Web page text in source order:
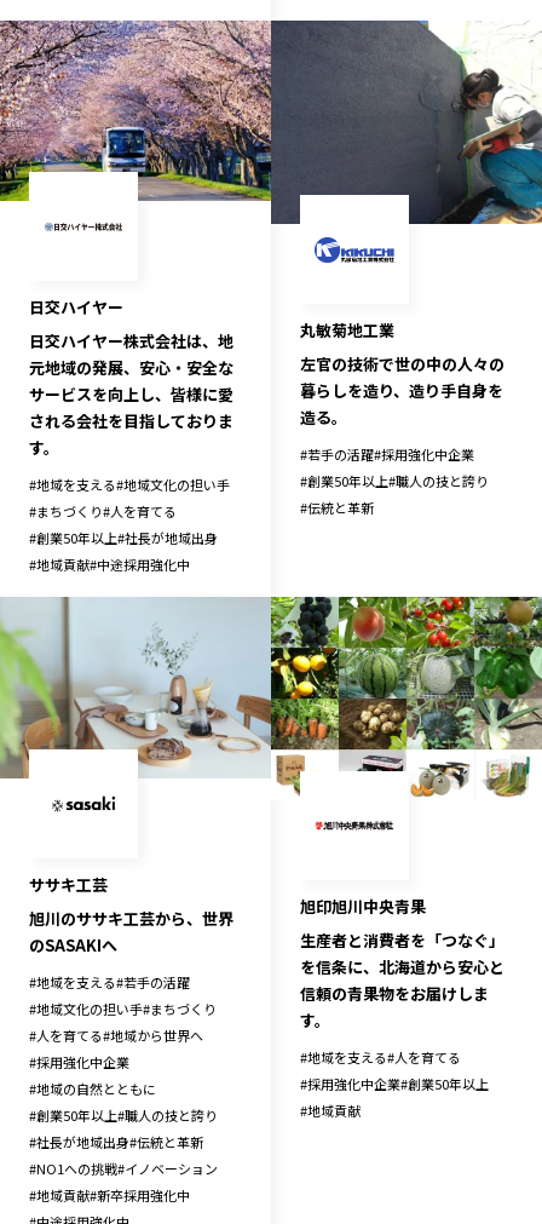
日交ハイヤー
日交ハイヤー株式会社は、地
元地域の発展、安心・安全な
サービスを向上し、皆様に愛
される会社を目指しておりま
す。
#地域を支える#地域文化の担い手
#まちづくり#人を育てる
#創業50年以上#社長が地域出身
#地域貢献#中途採用強化中
丸敏菊地工業
左官の技術で世の中の人々の
暮らしを造り、造り手自身を
造る。
#若手の活躍#採用強化中企業
#創業50年以上#職人の技と誇り
#伝統と革新
ササキ工芸
旭川のササキ工芸から、世界
のSASAKIへ
#地域を支える#若手の活躍
#地域文化の担い手#まちづくり
#人を育てる#地域から世界へ
#採用強化中企業
#地域の自然とともに
#創業50年以上#職人の技と誇り
#社長が地域出身#伝統と革新
#NO1への挑戦#イノベーション
#地域貢献#新卒採用強化中
旭印旭川中央青果
生産者と消費者を「つなぐ」
を信条に、北海道から安心と
信頼の青果物をお届けしま
す。
#地域を支える#人を育てる
#採用強化中企業#創業50年以上
#地域貢献